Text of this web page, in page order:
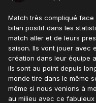
Match très compliqué
bilan positif dans les
match aller et de leurs
saison. Ils vont jouer avec
création dans leur équipe
ils sont au point depuis
monde tire dans le même
même si nous venions à
au milieu avec ce